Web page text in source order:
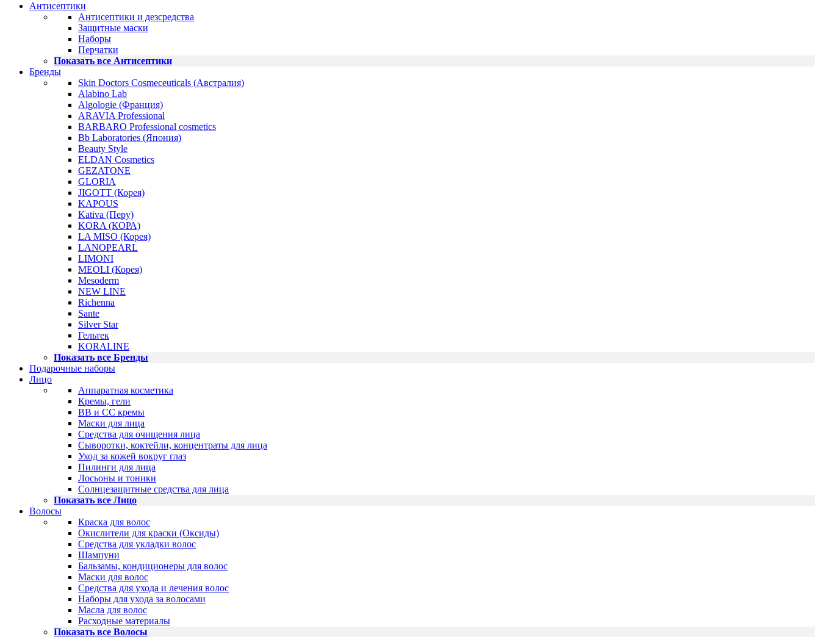
Антисептики
Антисептики и дезсредства
Защитные маски
Наборы
Перчатки
Показать все Антисептики
Бренды
Skin Doctors Cosmeceuticals (Австралия)
Alabino Lab
Algologie (Франция)
ARAVIA Professional
BARBARO Professional cosmetics
Bb Laboratories (Япония)
Beauty Style
ELDAN Cosmetics
GEZATONE
GLORIA
JIGOTT (Корея)
KAPOUS
Kativa (Перу)
KORA (КОРА)
LA MISO (Корея)
LANOPEARL
LIMONI
MEOLI (Корея)
Mesoderm
NEW LINE
Richenna
Sante
Silver Star
Гельтек
KORALINE
Показать все Бренды
Подарочные наборы
Лицо
Аппаратная косметика
Кремы, гели
BB и CC кремы
Маски для лица
Средства для очищения лица
Сыворотки, коктейли, концентраты для лица
Уход за кожей вокруг глаз
Пилинги для лица
Лосьоны и тоники
Солнцезащитные средства для лица
Показать все Лицо
Волосы
Краска для волос
Окислители для краски (Оксиды)
Средства для укладки волос
Шампуни
Бальзамы, кондиционеры для волос
Маски для волос
Средства для ухода и лечения волос
Наборы для ухода за волосами
Масла для волос
Расходные материалы
Показать все Волосы